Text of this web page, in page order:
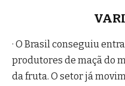
· O Brasil conseguiu
produtores de maçã do
da fruta. O setor já